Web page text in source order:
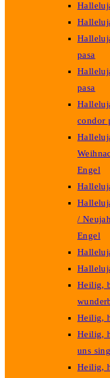
pasa
pasa
condor
Engel
/
Engel
Heilig,
Heilig,
Heilig,
uns
Heilig,